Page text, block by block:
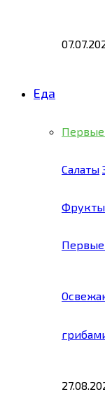
Еда
Салаты
Фрукты